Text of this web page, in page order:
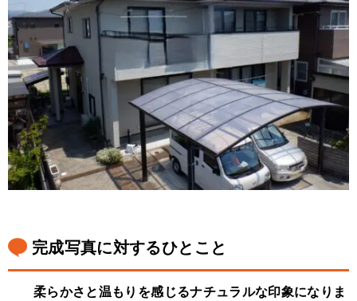
完成写真に対するひとこと
柔らかさと温もりを感じるナチュラルな印象になりま